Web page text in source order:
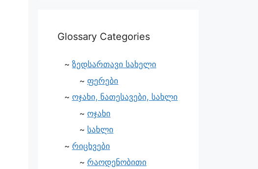
Glossary Categories
ზედსართავი სახელი
ფერები
ოჯახი, ნათესავები, სახლი
ოჯახი
სახლი
რიცხვები
რაოდენობითი